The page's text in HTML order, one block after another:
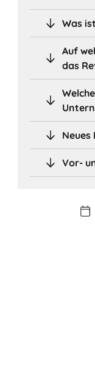
Was
Auf
das
Neues
Vor-